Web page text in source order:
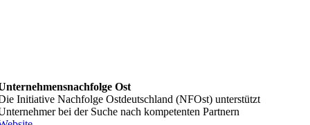
Ost
Initiative Nachfolge Ostdeutschland (NFOst) unterstützt
bei der Suche nach kompetenten Partnern